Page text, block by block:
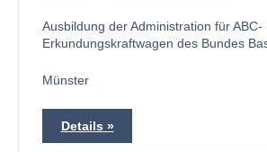
Ausbildung der Administration für ABC-
Erkundungskraftwagen des Bundes
Münster
Details